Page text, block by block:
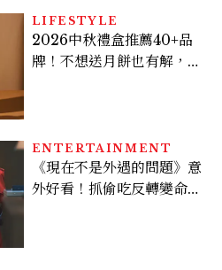
LIFESTYLE
2026中秋禮盒推薦40+品
牌！不想送月餅也有解，送
ENTERTAINMENT
《現在不是外遇的問題》意
外好看！抓偷吃反轉變命